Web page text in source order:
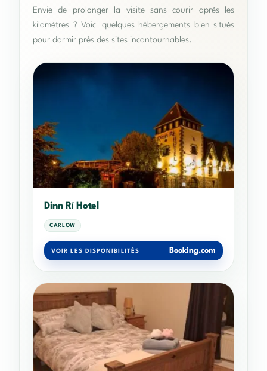
Envie de prolonger la visite sans courir après les
kilomètres ? Voici quelques hébergements bien situés
pour dormir près des sites incontournables.
Dinn Rí Hotel
CARLOW
VOIR LES DISPONIBILITÉS Booking.com